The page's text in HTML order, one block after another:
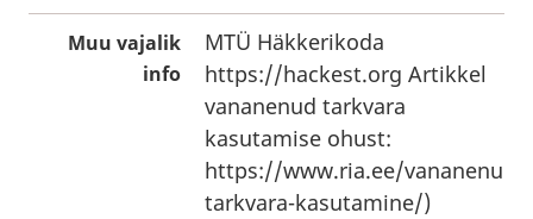
Muu vajalik
info
MTÜ Häkkerikoda
https://hackest.org Artikkel
vananenud tarkvara
kasutamise ohust:
https://www.ria.ee/vananenud-
tarkvara-kasutamine/)